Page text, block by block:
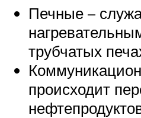
Печные –
трубчатых
происходит